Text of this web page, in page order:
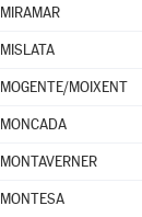
MIRAMAR
MISLATA
MOGENTE/MOIXENT
MONCADA
MONTAVERNER
MONTESA